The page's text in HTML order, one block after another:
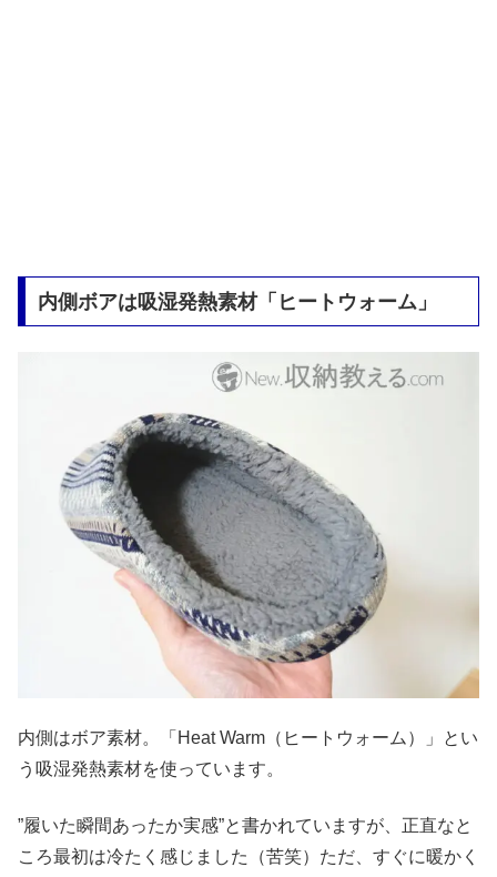
内側ボアは吸湿発熱素材「ヒートウォーム」
内側はボア素材。「Heat Warm（ヒートウォーム）」とい
う吸湿発熱素材を使っています。
”履いた瞬間あったか実感”と書かれていますが、正直なと
ころ最初は冷たく感じました（苦笑）ただ、すぐに暖かく